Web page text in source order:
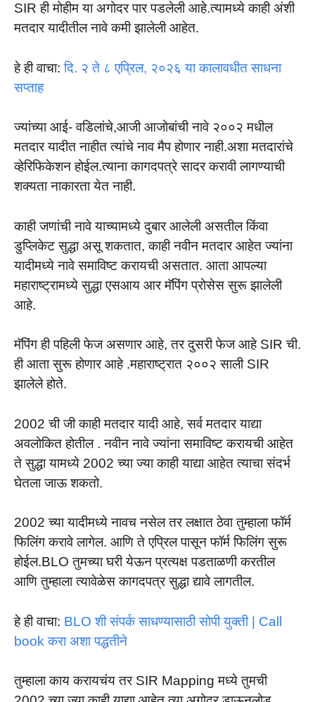
SIR ही मोहीम या अगोदर पार पडलेली आहे.त्यामध्ये काही अंशी
मतदार यादीतील नावे कमी झालेली आहेत.
हे ही वाचा:दि. २ ते ८ एप्रिल, २०२६ या कालावधीत साधना
सप्ताह
ज्यांच्या आई- वडिलांचे,आजी आजोबांची नावे २००२ मधील
मतदार यादीत नाहीत त्यांचे नाव मैप होणार नाही.अशा मतदारांचे
व्हेरिफिकेशन होईल.त्याना कागदपत्रे सादर करावी लागण्याची
शक्यता नाकारता येत नाही.
काही जणांची नावे याच्यामध्ये दुबार आलेली असतील किंवा
डुप्लिकेट सुद्धा असू शकतात, काही नवीन मतदार आहेत ज्यांना
यादीमध्ये नावे समाविष्ट करायची असतात. आता आपल्या
महाराष्ट्रामध्ये सुद्धा एसआय आर मॅपिंग प्रोसेस सुरू झालेली
आहे.
मॅपिंग ही पहिली फेज असणार आहे, तर दुसरी फेज आहे SIR ची.
ही आता सुरू होणार आहे .महाराष्ट्रात २००२ साली SIR
झालेले होते.
2002 ची जी काही मतदार यादी आहे, सर्व मतदार याद्या
अवलोकित होतील . नवीन नावे ज्यांना समाविष्ट करायची आहेत
ते सुद्धा यामध्ये 2002 च्या ज्या काही याद्या आहेत त्याचा संदर्भ
घेतला जाऊ शकतो.
2002 च्या यादीमध्ये नावच नसेल तर लक्षात ठेवा तुम्हाला फॉर्म
फिलिंग करावे लागेल. आणि ते एप्रिल पासून फॉर्म फिलिंग सुरू
होईल.BLO तुमच्या घरी येऊन प्रत्यक्ष पडताळणी करतील
आणि तुम्हाला त्यावेळेस कागदपत्र सुद्धा द्यावे लागतील.
हे ही वाचा: BLO शी संपर्क साधण्यासाठी सोपी युक्ती | Call
book करा अशा पद्धतीने
तुम्हाला काय करायचंय तर SIR Mapping मध्ये तुमची